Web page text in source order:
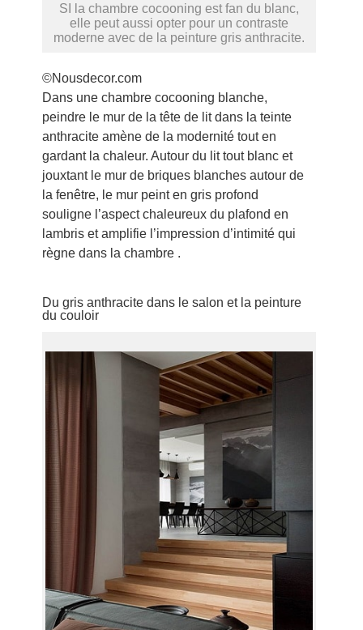
SI la chambre cocooning est fan du blanc,
elle peut aussi opter pour un contraste
moderne avec de la peinture gris anthracite.
©Nousdecor.com
Dans une chambre cocooning blanche,
peindre le mur de la tête de lit dans la teinte
anthracite amène de la modernité tout en
gardant la chaleur. Autour du lit tout blanc et
jouxtant le mur de briques blanches autour de
la fenêtre, le mur peint en gris profond
souligne l’aspect chaleureux du plafond en
lambris et amplifie l’impression d’intimité qui
règne dans la chambre .
Du gris anthracite dans le salon et la peinture
du couloir